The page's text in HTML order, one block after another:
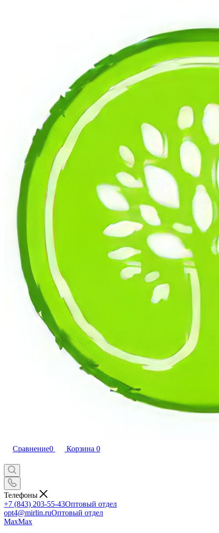
Сравнение0 Корзина 0
Телефоны
+7 (843) 203-55-43Оптовый отдел
opt4@mirlin.ruОптовый отдел
MaxMax